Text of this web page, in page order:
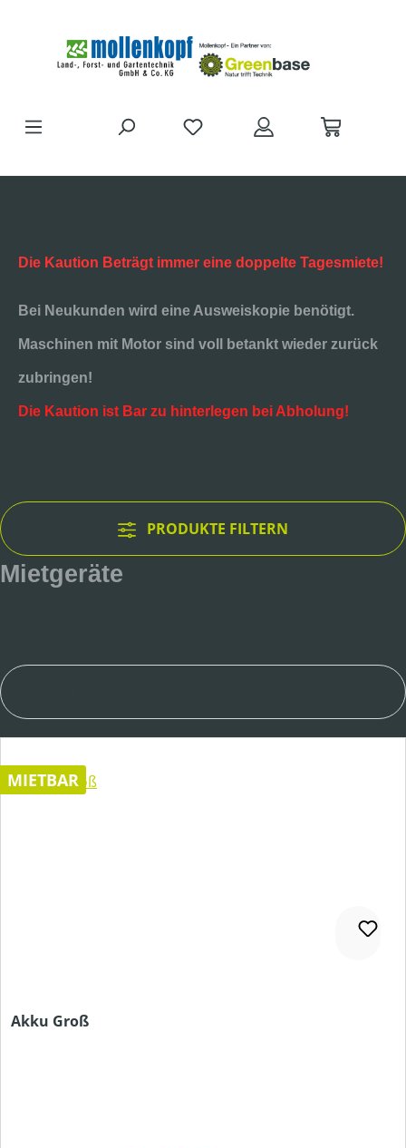
DU HAST 0 PRODUKTE AUF
Die Kaution Beträgt immer eine doppelte Tagesmiete!
Bei Neukunden wird eine Ausweiskopie benötigt.
Maschinen mit Motor sind voll betankt wieder zurück
zubringen!
Die Kaution ist Bar zu hinterlegen bei Abholung!
PRODUKTE FILTERN
Mietgeräte
MIETBAR
Akku Groß